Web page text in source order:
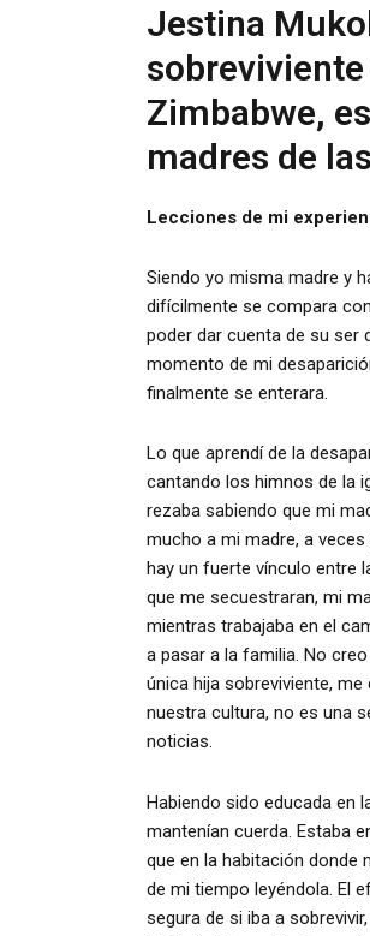
Jestina
Zimbabwe,
madres de
Lecciones de mi
Siendo yo misma madre y
difícilmente se compara
poder dar cuenta de su ser
momento de mi
finalmente se enterara.
Lo que aprendí de la
cantando los himnos de la
rezaba sabiendo que mi
mucho a mi madre, a
hay un fuerte vínculo entre
que me secuestraran, mi
mientras trabajaba en el
a pasar a la familia. No
única hija sobreviviente,
nuestra cultura, no es una
noticias.
Habiendo sido educada en
mantenían cuerda. Estaba
que en la habitación donde
de mi tiempo leyéndola. El
segura de si iba a